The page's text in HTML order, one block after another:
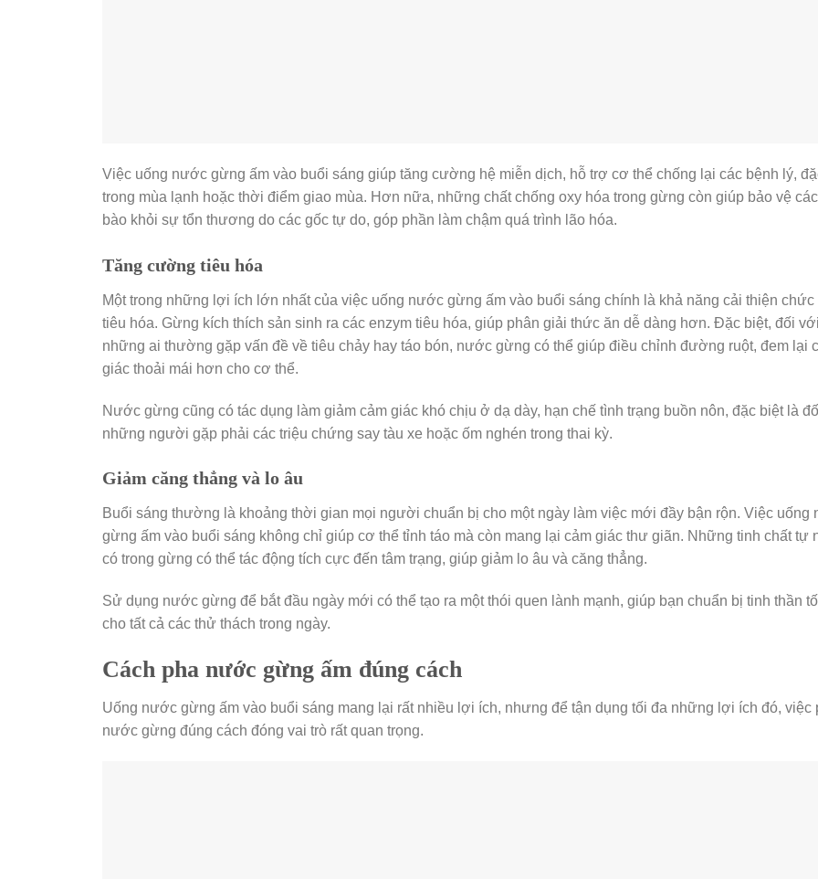
Việc uống nước gừng ấm vào buổi sáng giúp tăng cường hệ miễn dịch, hỗ trợ cơ thể chống lại các bệnh lý,
trong mùa lạnh hoặc thời điểm giao mùa. Hơn nữa, những chất chống oxy hóa trong gừng còn giúp bảo vệ
bào khỏi sự tổn thương do các gốc tự do, góp phần làm chậm quá trình lão hóa.
Tăng cường tiêu hóa
Một trong những lợi ích lớn nhất của việc uống nước gừng ấm vào buổi sáng chính là khả năng cải thiện chức
tiêu hóa. Gừng kích thích sản sinh ra các enzym tiêu hóa, giúp phân giải thức ăn dễ dàng hơn. Đặc biệt, đối
những ai thường gặp vấn đề về tiêu chảy hay táo bón, nước gừng có thể giúp điều chỉnh đường ruột, đem lại
giác thoải mái hơn cho cơ thể.
Nước gừng cũng có tác dụng làm giảm cảm giác khó chịu ở dạ dày, hạn chế tình trạng buồn nôn, đặc biệt là
những người gặp phải các triệu chứng say tàu xe hoặc ốm nghén trong thai kỳ.
Giảm căng thẳng và lo âu
Buổi sáng thường là khoảng thời gian mọi người chuẩn bị cho một ngày làm việc mới đầy bận rộn. Việc uống
gừng ấm vào buổi sáng không chỉ giúp cơ thể tỉnh táo mà còn mang lại cảm giác thư giãn. Những tinh chất tự
có trong gừng có thể tác động tích cực đến tâm trạng, giúp giảm lo âu và căng thẳng.
Sử dụng nước gừng để bắt đầu ngày mới có thể tạo ra một thói quen lành mạnh, giúp bạn chuẩn bị tinh thần
cho tất cả các thử thách trong ngày.
Cách pha nước gừng ấm đúng cách
Uống nước gừng ấm vào buổi sáng mang lại rất nhiều lợi ích, nhưng để tận dụng tối đa những lợi ích đó, việc
nước gừng đúng cách đóng vai trò rất quan trọng.